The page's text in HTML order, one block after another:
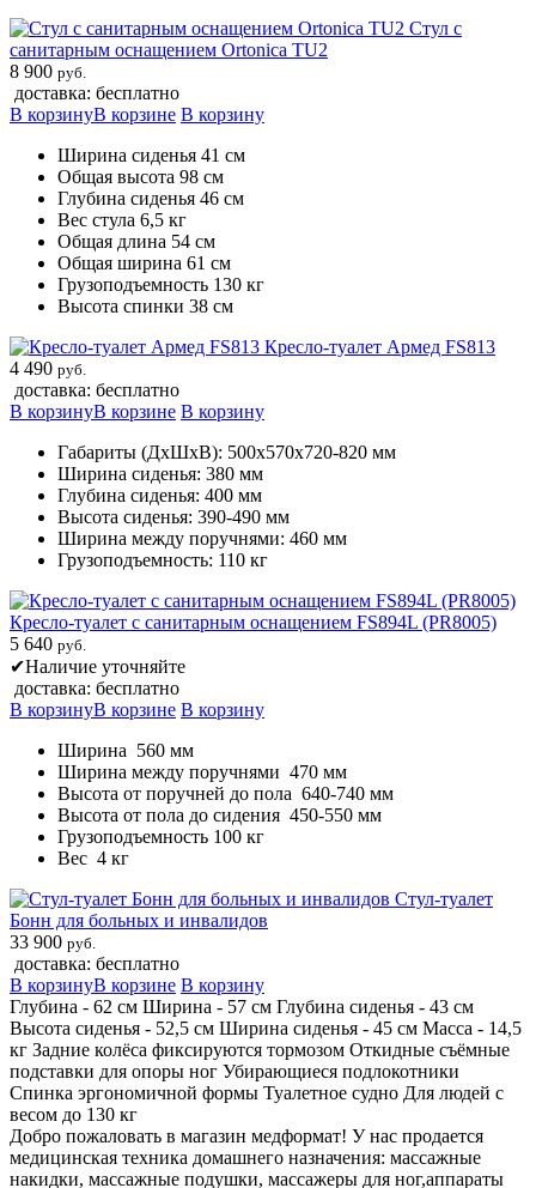
Стул с
санитарным оснащением Ortonica TU2
8 900 руб.
доставка: бесплатно
В корзинуВ корзине В корзину
Ширина сиденья 41 см
Общая высота 98 см
Глубина сиденья 46 см
Вес стула 6,5 кг
Общая длина 54 см
Общая ширина 61 см
Грузоподъемность 130 кг
Высота спинки 38 см
Кресло-туалет Армед FS813
4 490 руб.
доставка: бесплатно
В корзинуВ корзине В корзину
Габариты (ДхШхВ): 500х570х720-820 мм
Ширина сиденья: 380 мм
Глубина сиденья: 400 мм
Высота сиденья: 390-490 мм
Ширина между поручнями: 460 мм
Грузоподъемность: 110 кг
Кресло-туалет с санитарным оснащением FS894L (PR8005)
5 640 руб.
✔Наличие уточняйте
доставка: бесплатно
В корзинуВ корзине В корзину
Ширина 560 мм
Ширина между поручнями 470 мм
Высота от поручней до пола 640-740 мм
Высота от пола до сидения 450-550 мм
Грузоподъемность 100 кг
Вес 4 кг
Стул-туалет
Бонн для больных и инвалидов
33 900 руб.
доставка: бесплатно
В корзинуВ корзине В корзину
Глубина - 62 см Ширина - 57 см Глубина сиденья - 43 см
Высота сиденья - 52,5 см Ширина сиденья - 45 см Масса - 14,5
кг Задние колёса фиксируются тормозом Откидные съёмные
подставки для опоры ног Убирающиеся подлокотники
Спинка эргономичной формы Туалетное судно Для людей с
весом до 130 кг
Добро пожаловать в магазин медформат! У нас продается
медицинская техника домашнего назначения: массажные
накидки, массажные подушки, массажеры для ног,аппараты